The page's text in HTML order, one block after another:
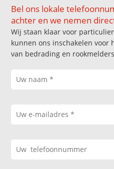
Bel ons lokale
achter en we nemen
Wij staan klaar voor
kunnen ons inschakelen voor
van bedrading en